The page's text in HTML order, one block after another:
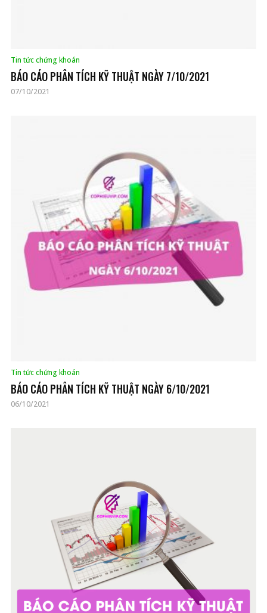
Tin tức chứng khoán
BÁO CÁO PHÂN TÍCH KỸ THUẬT NGÀY 7/10/2021
07/10/2021
Tin tức chứng khoán
BÁO CÁO PHÂN TÍCH KỸ THUẬT NGÀY 6/10/2021
06/10/2021